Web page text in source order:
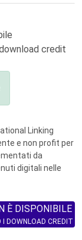
credit
Linking
e non profit per
da
digitali nelle
È DISPONIBILE
I DOWNLOAD CREDIT